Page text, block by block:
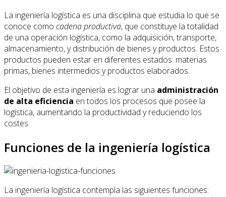
La ingeniería logística es una disciplina que estudia lo que se
conoce como cadena productiva, que constituye la totalidad
de una operación logística, como la adquisición, transporte,
almacenamiento, y distribución de bienes y productos. Estos
productos pueden estar en diferentes estados: materias
primas, bienes intermedios y productos elaborados.
El objetivo de esta ingeniería es lograr una administración
de alta eficiencia en todos los procesos que posee la
logística, aumentando la productividad y reduciendo los
costes.
Funciones de la ingeniería logística
La ingeniería logística contempla las siguientes funciones: